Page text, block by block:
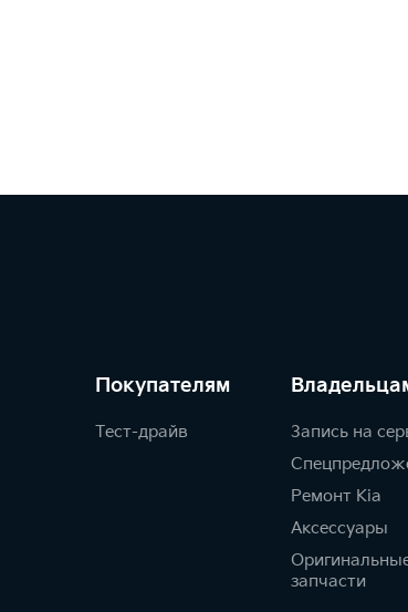
Покупателям
Тест-драйв
Запись на
Ремонт Kia
Аксессуары
запчасти